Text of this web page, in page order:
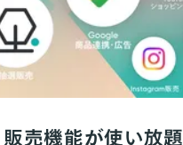
販売機能が使い放題